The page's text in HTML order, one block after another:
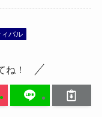
バル
ね！